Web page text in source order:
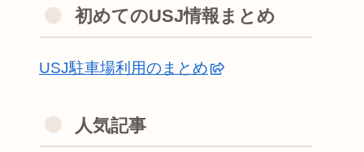
初めてのUSJ情報まとめ
USJ駐車場利用のまとめ
人気記事